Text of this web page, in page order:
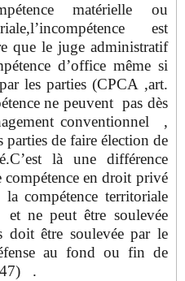
matérielle ou
est
que le juge administratif
d’office même si
les parties (CPCA ,art.
ne peuvent pas dès
conventionnel ,
de faire élection de
là une différence
compétence en droit privé
territoriale
ne peut être soulevée
doit être soulevée par le
au fond ou fin de
47) .